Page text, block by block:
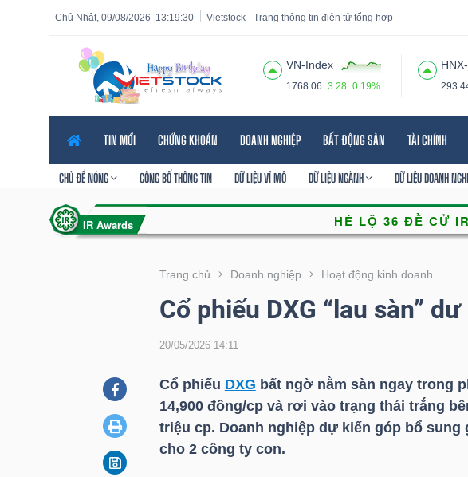
13:19:31
Chủ Nhật, 09/08/2026 Vietstock - Trang thông tin điện tử tổng hợp
VN-Index
1768.06 3.28 0.19%
TIN MỚI CHỨNG KHOÁN DOANH NGHIỆP BẤT ĐỘNG SẢN TÀI CHÍNH
CHỦ ĐỀ NÓNG CÔNG BỐ THÔNG TIN DỮ LIỆU VĨ MÔ DỮ LIỆU NGÀNH DỮ LIỆU DOANH
Trang chủ Doanh nghiệp Hoạt động kinh doanh
Cổ phiếu DXG “lau sàn”
20/05/2026 14:11
Cổ phiếu DXG bất ngờ nằm sàn ngay trong
14,900 đồng/cp và rơi vào trạng thái trắng
triệu cp. Doanh nghiệp dự kiến góp bổ sung
cho 2 công ty con.
Tính năng
năng
VIETSTOCK